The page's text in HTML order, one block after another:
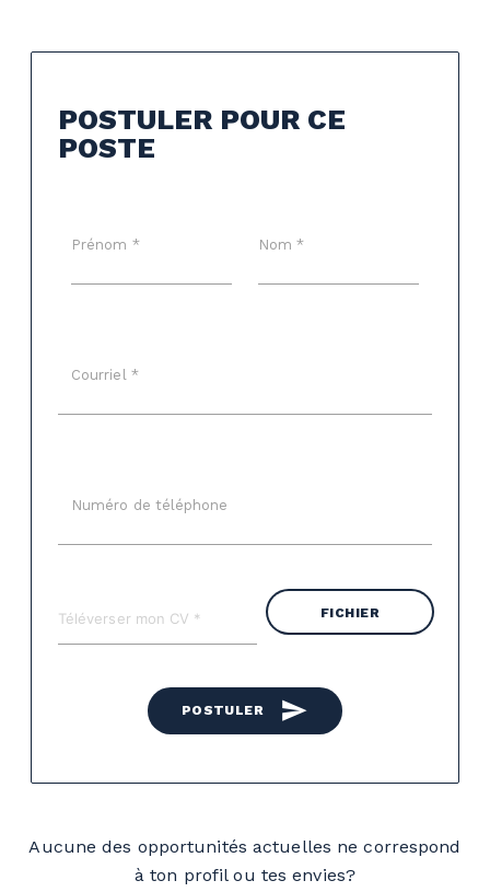
POSTULER POUR CE
POSTE
Prénom * Nom *
Courriel *
Numéro de téléphone
FICHIER
send
POSTULER
Aucune des opportunités actuelles ne correspond
à ton profil ou tes envies?